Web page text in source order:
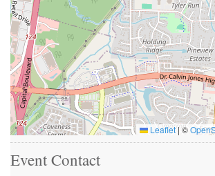
Leaflet |©
Event Contact